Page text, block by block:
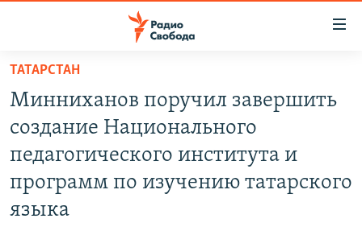
упрощенного
доступа
основному
содержанию
Вернутся
МНЕНИЯ
ТАТАРСТАН
Минниханов поручил завершить
создание Национального
педагогического института и
программ по изучению татарского
языка